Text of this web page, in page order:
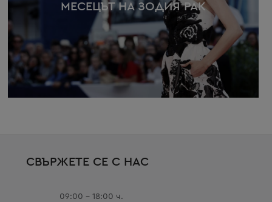
МЕСЕЦЪТ НА ЗОДИЯ РАК
СВЪРЖЕТЕ СЕ С НАС
09:00 - 18:00 ч.